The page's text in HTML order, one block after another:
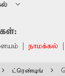
நாமக்கல்
ட்ரெண்டிங்